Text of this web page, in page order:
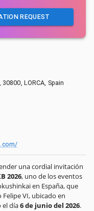
una cordial invitación
2026, uno de los eventos
en España, que
VI, ubicado en
el día6 de junio del 2026.
REQUEST
30800, LORCA, Spain